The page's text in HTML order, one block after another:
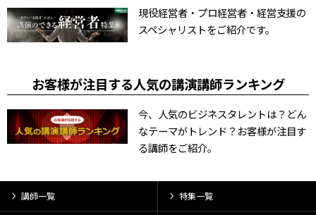
現役経営者・プロ経営者・経営支援の
スペシャリストをご紹介です。
お客様が注目する人気の講演講師ランキング
今、人気のビジネスタレントは？どん
なテーマがトレンド？お客様が注目す
る講師をご紹介。
講師一覧 特集一覧